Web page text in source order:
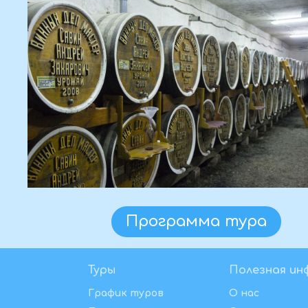
Проезд.
Посещение винных
Экскурсия в
Дегустация вин из
Вкусное меню
Прогулка по усадьбе.
Отдых на природе.
Сопровождение.
В стоимость
Забронировать
5 000 ₽ / человек
Полезная
О нас
График туров
Туры